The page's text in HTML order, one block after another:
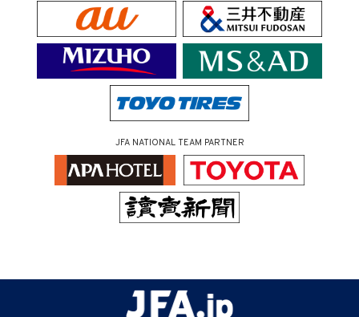
JFA NATIONAL TEAM PARTNER